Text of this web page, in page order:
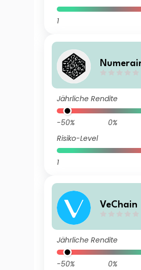
1
Jährliche Rendite
-50% 0%
Risiko-Level
1
VeChain
Jährliche Rendite
-50% 0%